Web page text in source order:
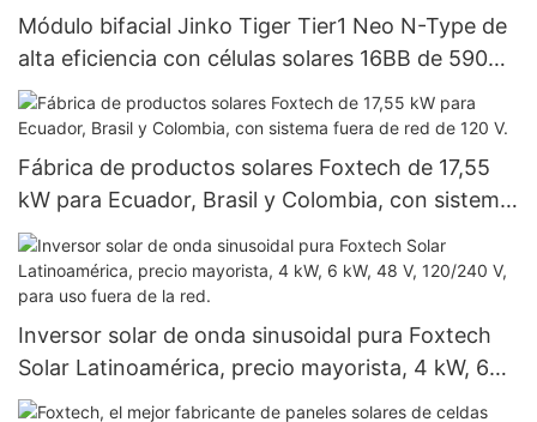
Módulo bifacial Jinko Tiger Tier1 Neo N-Type de
alta eficiencia con células solares 16BB de 590
vatios, 620 vatios, 630 vatios y 650 vatios con
doble panel.
Fábrica de productos solares Foxtech de 17,55
kW para Ecuador, Brasil y Colombia, con sistema
fuera de red de 120 V.
Inversor solar de onda sinusoidal pura Foxtech
Solar Latinoamérica, precio mayorista, 4 kW, 6
kW, 48 V, 120/240 V, para uso fuera de la red.